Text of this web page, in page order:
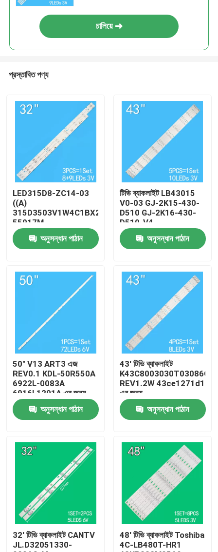
ভিডিও
আমাদের সম্পর্কে
কারখানা ভ্রমণ
যোগাযোগ করুন
উদ্ধৃতির জন্য আবেদন
এলইডি টিভি ব্যাকলাইট
চালিয়ে
প্রস্তাবিত পণ্য
LED315D8-ZC14-03
((A)
315D3503V1W4C1BX2-
55917M
30331509207 এর জন্য
টিভি ব্যাকলাইটঅনুসন্ধান পাঠান
টিভি ব্যাকলাইট LB43015
V0-03 GJ-2K15-430-
D510 GJ-2K16-430-
D510-V4
অনুসন্ধান পাঠান
50" V13 ART3 এজ
REV0.1 KDL-50R550A
6922L-0083A
6916L1291A এর জন্য
টিভি ব্যাকলাইট
অনুসন্ধান পাঠান
43' টিভি ব্যাকলাইট
K43C8003030T03086C9-
REV1.2W 43ce1271d1
এর জন্য
অনুসন্ধান পাঠান
32' টিভি ব্যাকলাইট CANTV
JL.D32051330-
48' টিভি ব্যাকলাইট Toshiba
4C-LB480T-HR1